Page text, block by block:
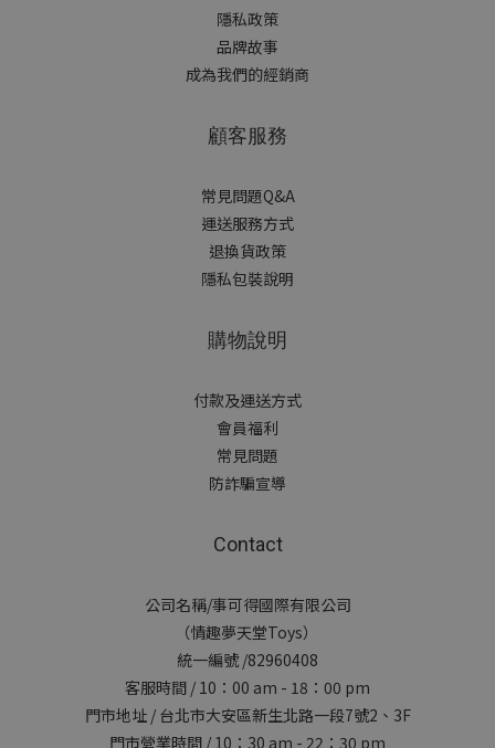
隱私政策
品牌故事
成為我們的經銷商
顧客服務
常見問題Q&A
運送服務方式
退換貨政策
隱私包裝說明
購物說明
付款及運送方式
會員福利
常見問題
防詐騙宣導
Contact
公司名稱/事可得國際有限公司
（情趣夢天堂Toys）
統一編號 /82960408
客服時間 / 10：00 am - 18：00 pm
門市地址 / 台北市大安區新生北路一段7號2、3F
門市營業時間 / 10：30 am - 22：30 pm